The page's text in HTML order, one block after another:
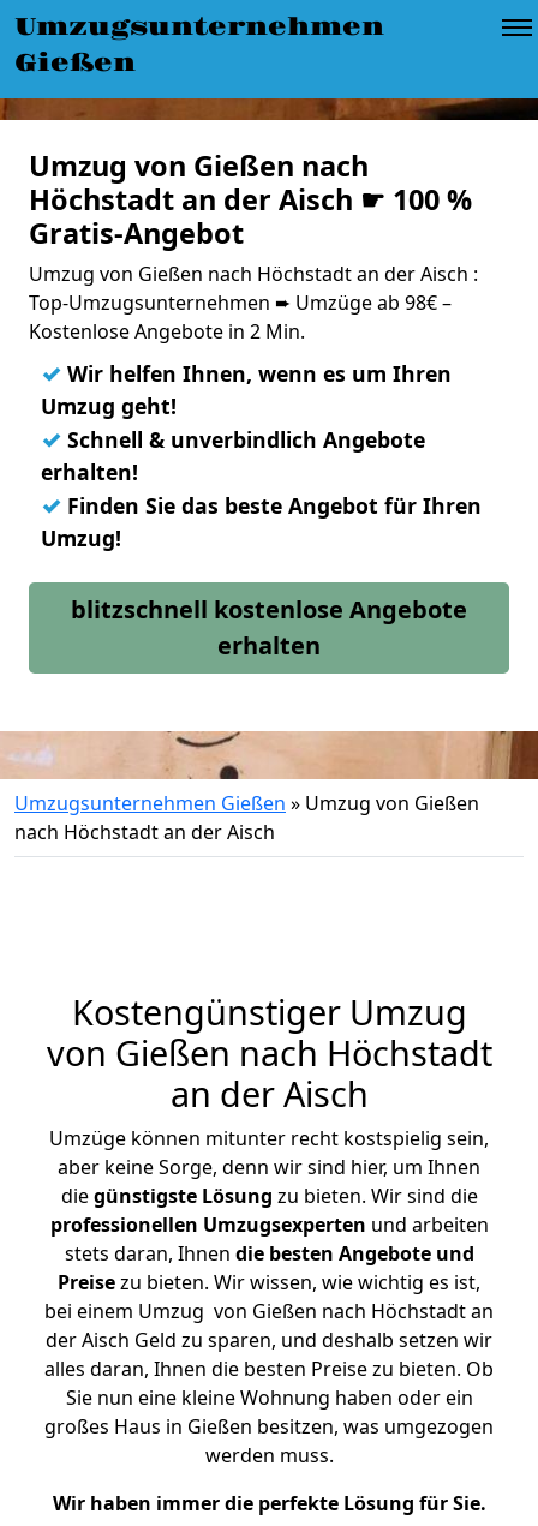
Umzugsunternehmen
Gießen
Umzug von Gießen nach
Höchstadt an der Aisch ☛ 100 %
Gratis-Angebot
Umzug von Gießen nach Höchstadt an der Aisch :
Top-Umzugsunternehmen ➨ Umzüge ab 98€ –
Kostenlose Angebote in 2 Min.
✓ Wir helfen Ihnen, wenn es um Ihren
Umzug geht!
✓ Schnell & unverbindlich Angebote
erhalten!
✓ Finden Sie das beste Angebot für Ihren
Umzug!
blitzschnell kostenlose Angebote
erhalten
Umzugsunternehmen Gießen » Umzug von Gießen
nach Höchstadt an der Aisch
Kostengünstiger Umzug
von Gießen nach Höchstadt
an der Aisch
Umzüge können mitunter recht kostspielig sein,
aber keine Sorge, denn wir sind hier, um Ihnen
diegünstigste Lösung zu bieten. Wir sind die
professionellen Umzugsexperten und arbeiten
stets daran, Ihnen die besten Angebote und
Preisezu bieten. Wir wissen, wie wichtig es ist,
bei einem Umzug von Gießen nach Höchstadt an
der Aisch Geld zu sparen, und deshalb setzen wir
alles daran, Ihnen die besten Preise zu bieten. Ob
Sie nun eine kleine Wohnung haben oder ein
großes Haus in Gießen besitzen, was umgezogen
werden muss.
Wir haben immer die perfekte Lösung für Sie.